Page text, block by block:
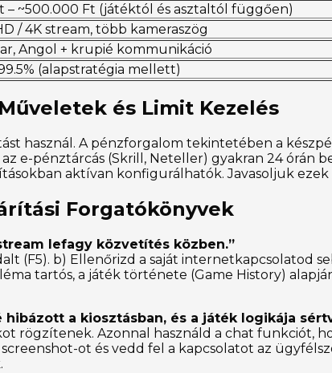
– ~500.000 Ft (játéktól és asztaltól függően)
/ 4K stream, több kameraszög
Angol + krupié kommunikáció
(alapstratégia mellett)
és Limit Kezelés
használ. A pénzforgalom tekintetében a
e-pénztárcás (Skrill, Neteller) gyakran 24 órán
aktívan konfigurálhatók. Javasoljuk
Forgatókönyvek
lefagy közvetítés közben.”
(F5). b) Ellenőrizd a saját internetkapcsolatod
tartós, a játék története (Game History)
hibázott a kiosztásban, és a játék logikája
rögzítenek. Azonnal használd a chat funkciót,
ot és vedd fel a kapcsolatot az